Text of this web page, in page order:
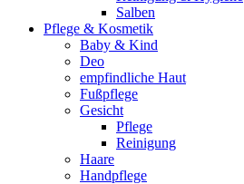
Salben
Pflege & Kosmetik
Baby & Kind
Deo
empfindliche Haut
Fußpflege
Gesicht
Pflege
Reinigung
Haare
Handpflege